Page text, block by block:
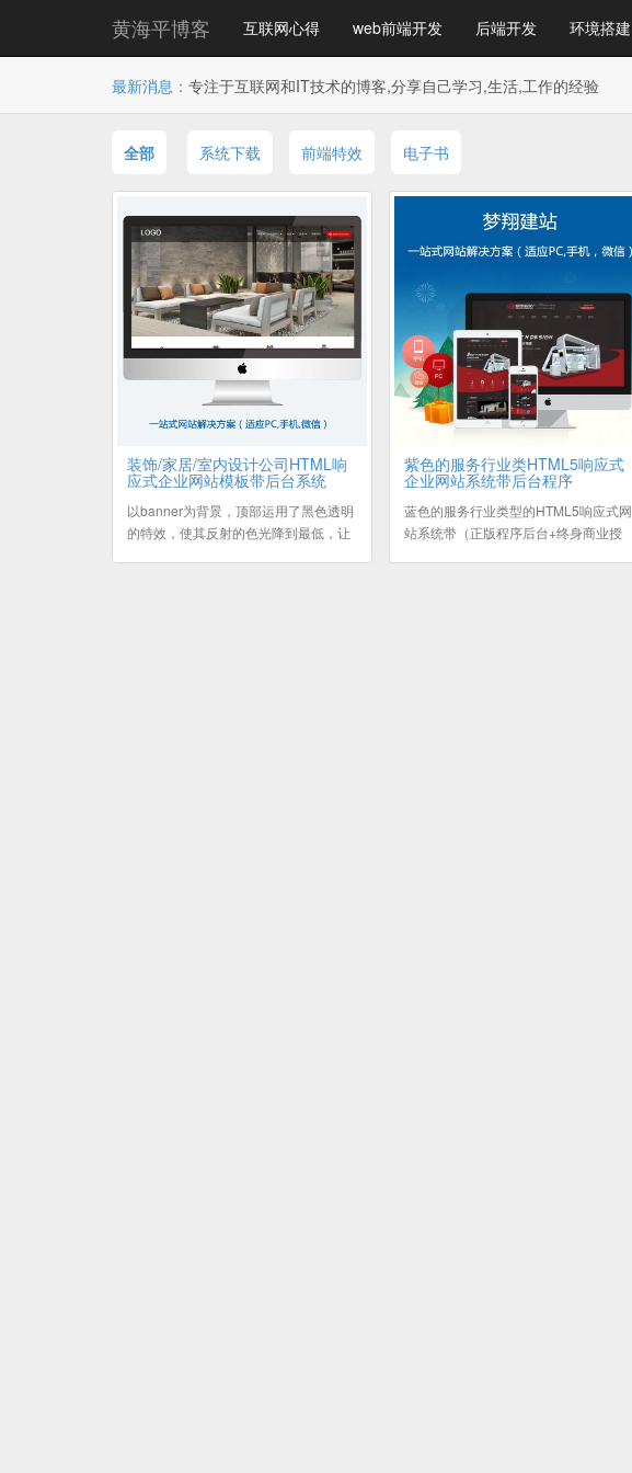
黄海平博客 互联网心得 web前端开发 后端开发 环境搭建
最新消息： 专注于互联网和IT技术的博客,分享自己学习,生活,工作的经验
全部 系统下载 前端特效 电子书
装饰/家居/室内设计公司HTML响
应式企业网站模板带后台系统
以banner为背景，顶部运用了黑色透明
的特效，使其反射的色光降到最低，让
紫色的服务行业类HTML5响应式
企业网站系统带后台程序
蓝色的服务行业类型的HTML5响应式网
站系统带（正版程序后台+终身商业授